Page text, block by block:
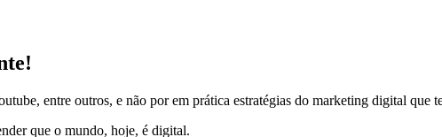
entre outros, e não por em prática estratégias do marketing digital que
que o mundo, hoje, é digital.